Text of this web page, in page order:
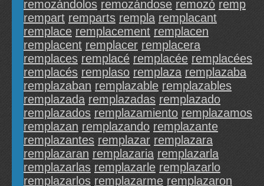
remozándolos remozándose remozó remp
rempart remparts rempla remplacant
remplace remplacement remplacen
remplacent remplacer remplacera
remplaces remplacé remplacée remplacées
remplacés remplaso remplaza remplazaba
remplazaban remplazable remplazables
remplazada remplazadas remplazado
remplazados remplazamiento remplazamos
remplazan remplazando remplazante
remplazantes remplazar remplazara
remplazaran remplazaria remplazarla
remplazarlas remplazarle remplazarlo
remplazarlos remplazarme remplazaron